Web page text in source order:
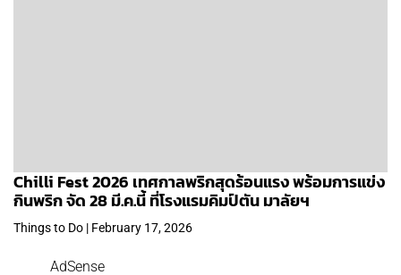
Chilli Fest 2026 เทศกาลพริกสุดร้อนแรง พร้อมการแข่ง
กินพริก จัด 28 มี.ค.นี้ ที่โรงแรมคิมป์ตัน มาลัยฯ
Things to Do | February 17, 2026
AdSense